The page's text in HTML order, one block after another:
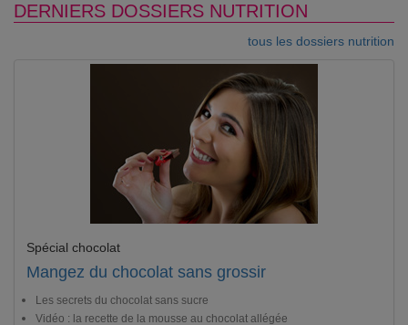
DERNIERS DOSSIERS NUTRITION
tous les dossiers nutrition
Spécial chocolat
Mangez du chocolat sans grossir
Les secrets du chocolat sans sucre
Vidéo : la recette de la mousse au chocolat allégée